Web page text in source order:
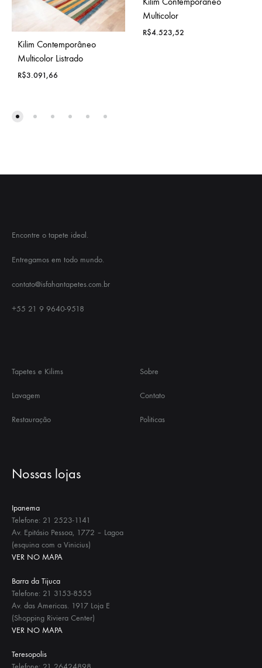
Kilim Contemporâneo
Multicolor Listrado
R$3.091,66
Multicolor
R$4.523,52
Encontre o tapete ideal.
Entregamos em todo mundo.
contato@isfahantapetes.com.br
+55 21 9 9640-9518
Tapetes e Kilims
Lavagem
Restauração
Sobre
Contato
Politicas
Nossas lojas
Ipanema
Telefone: 21 2523-1141
Av. Epitásio Pessoa, 1772 – Lagoa
(esquina com a Vinicius)
VER NO MAPA
Barra da Tijuca
Telefone: 21 3153-8555
Av. das Americas. 1917 Loja E
(Shopping Riviera Center)
VER NO MAPA
Teresopolis